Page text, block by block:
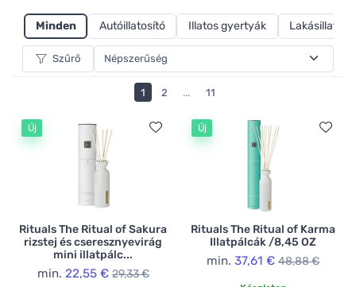
Minden Autóillatosító Illatos gyertyák
Szűrő
1 2 ... 11
Új
Rituals The Ritual of Sakura
rizstej és cseresznyevirág
mini illatpálc...
min. 22,55 € 29,33 €
Új
Rituals The Ritual of Karma
Illatpálcák /8,45 OZ
min. 37,61 € 48,88 €